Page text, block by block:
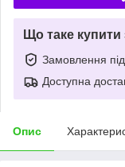
Що таке
Замовлення
Доступна
Опис